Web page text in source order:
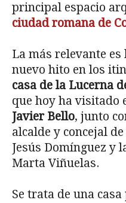
principal espacio
ciudad romana de
La más relevante
nuevo hito en los
casa de la Lucerna
que hoy ha visitado
Javier Bello, junto
alcalde y concejal
Jesús Domínguez y
Marta Viñuelas.
Se trata de una